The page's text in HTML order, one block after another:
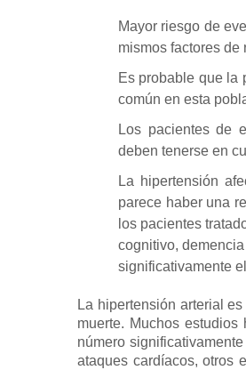
Mayor riesgo de
mismos factores de
Es probable que la
común en esta
Los pacientes de
deben tenerse en
La hipertensión
parece haber una
los pacientes
cognitivo,
significativamente
La hipertensión arterial
muerte. Muchos estudios
número
ataques cardíacos, otros